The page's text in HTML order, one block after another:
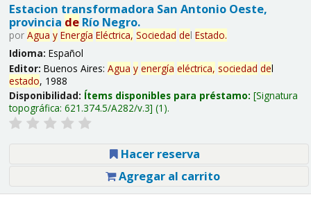
Estacion transformadora San Antonio Oeste,
provincia deRío Negro.
por Agua y Energía Eléctrica, Sociedad del Estado.
Idioma: Español
Editor: Buenos Aires: Agua y energía eléctrica, sociedad del
estado, 1988
Disponibilidad: Ítems disponibles para préstamo: Signatura
topográfica: 621.374.5/A282/v.3 (1).
Hacer reserva
Agregar al carrito